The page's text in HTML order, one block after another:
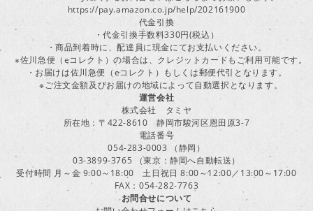
https://pay.amazon.co.jp/help/202161900
代金引換
・代金引換手数料330円(税込）
・商品到着時に、配達員に現金にてお支払いください。
※佐川急便（eコレクト）の場合は、クレジットカードもご利用可能です。
・お届けは佐川急便（eコレクト）もしくは郵便代引となります。
※ご注文金額及びお届けの地域によって自動選択となります。
運営会社
株式会社 タミヤ
所在地：〒422-8610 静岡市駿河区恩田原3-7
電話番号
054-283-0003 （静岡）
03-3899-3765 （東京：静岡へ自動転送）
受付時間 月～金 9:00～18:00 土日祝日 8:00～12:00／13:00～17:00
FAX：054-282-7763
お問合せについて